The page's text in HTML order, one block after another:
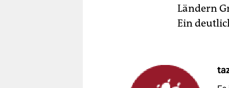
Ländern
Ein